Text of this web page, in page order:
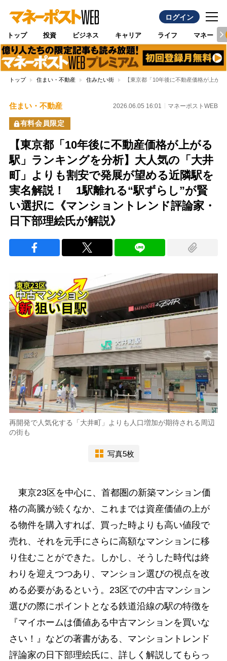
ログイン
トップ 投資 ビジネス キャリア ライフ マネー
トップ 住まい・不動産 住みたい街 【東京都「10年後に不動産価格が上が
住まい・不動産 2026.06.05 16:01 マネーポストWEB
有料会員限定
【東京都「10年後に不動産価格が上がる
駅」ランキングを分析】大人気の「大井
町」よりも割安で発展が望める近隣駅を
実名解説！ 1駅離れる“駅ずらし”が賢
い選択に《マンショントレンド評論家・
日下部理絵氏が解説》
再開発で人気化する「大井町」よりも人口増加が期待される周辺
の街も
写真5枚
東京23区を中心に、首都圏の新築マンション価
格の高騰が続くなか、これまでは資産価値の上が
る物件を購入すれば、買った時よりも高い値段で
売れ、それを元手にさらに高額なマンションに移
り住むことができた。しかし、そうした時代は終
わりを迎えつつあり、マンション選びの視点を改
める必要があるという。23区での中古マンション
選びの際にポイントとなる鉄道沿線の駅の特徴を
『マイホームは価値ある中古マンションを買いな
さい！』などの著書がある、マンショントレンド
評論家の日下部理絵氏に、詳しく解説してもらっ